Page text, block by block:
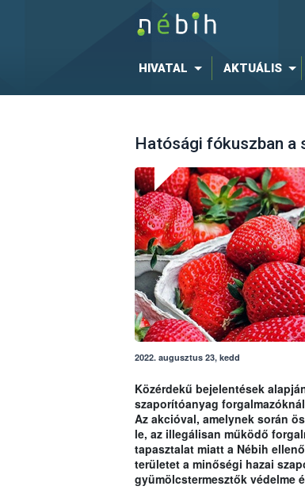
HIVATAL AKTUÁLIS
Hatósági fókuszban a
2022. augusztus 23, kedd
Közérdekű bejelentések
szaporítóanyag
Az akcióval, amelynek során
le, az illegálisan működő
tapasztalat miatt a Nébih
területet a minőségi hazai
gyümölcstermesztők védelme